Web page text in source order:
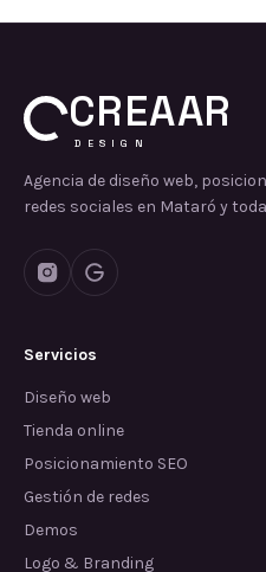
CREAAR
DESIGN
Agencia de diseño web,
redes sociales en Mataró y
Servicios
Diseño web
Tienda online
Posicionamiento SEO
Gestión de redes
Demos
Logo & Branding